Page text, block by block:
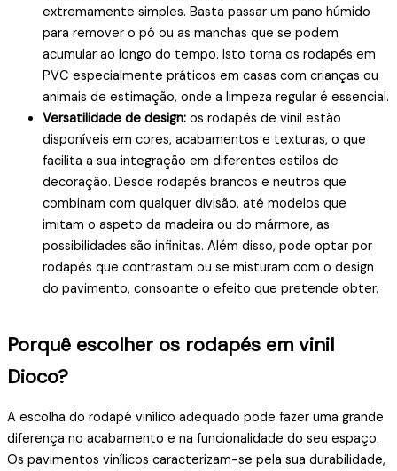
extremamente simples. Basta passar um pano húmido
para remover o pó ou as manchas que se podem
acumular ao longo do tempo. Isto torna os rodapés em
PVC especialmente práticos em casas com crianças ou
animais de estimação, onde a limpeza regular é essencial.
Versatilidade de design: os rodapés de vinil estão
disponíveis em cores, acabamentos e texturas, o que
facilita a sua integração em diferentes estilos de
decoração. Desde rodapés brancos e neutros que
combinam com qualquer divisão, até modelos que
imitam o aspeto da madeira ou do mármore, as
possibilidades são infinitas. Além disso, pode optar por
rodapés que contrastam ou se misturam com o design
do pavimento, consoante o efeito que pretende obter.
Porquê escolher os rodapés em vinil
Dioco?
A escolha do rodapé vinílico adequado pode fazer uma grande
diferença no acabamento e na funcionalidade do seu espaço.
Os pavimentos vinílicos caracterizam-se pela sua durabilidade,